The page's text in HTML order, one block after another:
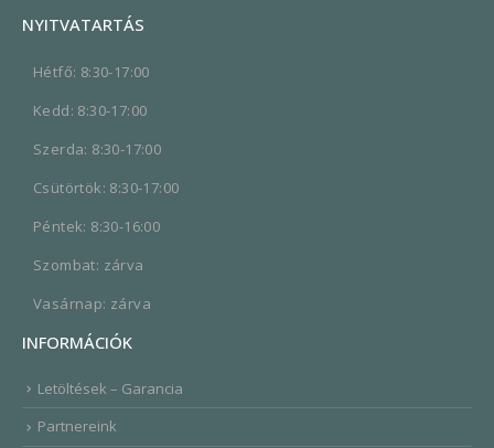
NYITVATARTÁS
Hétfő: 8:30-17:00
Kedd: 8:30-17:00
Szerda: 8:30-17:00
Csütörtök: 8:30-17:00
Péntek: 8:30-16:00
Szombat: zárva
Vasárnap: zárva
INFORMÁCIÓK
Letöltések – Garancia
Partnereink